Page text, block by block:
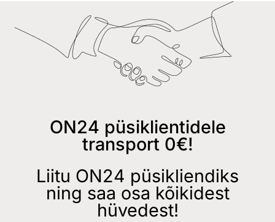
ON24 püsiklientidele
transport 0€!
Liitu ON24 püsikliendiks
ning saa osa kõikidest
hüvedest!